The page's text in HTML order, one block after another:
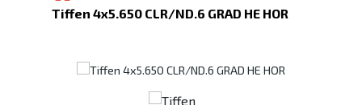
Tiffen 4x5.650 CLR/ND.6 GRAD HE HOR